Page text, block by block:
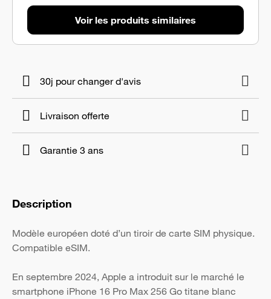
Voir les produits similaires
30j pour changer d'avis
Livraison offerte
Garantie 3 ans
Description
Modèle européen doté d’un tiroir de carte SIM physique.
Compatible eSIM.
En septembre 2024, Apple a introduit sur le marché le
smartphone iPhone 16 Pro Max 256 Go titane blanc